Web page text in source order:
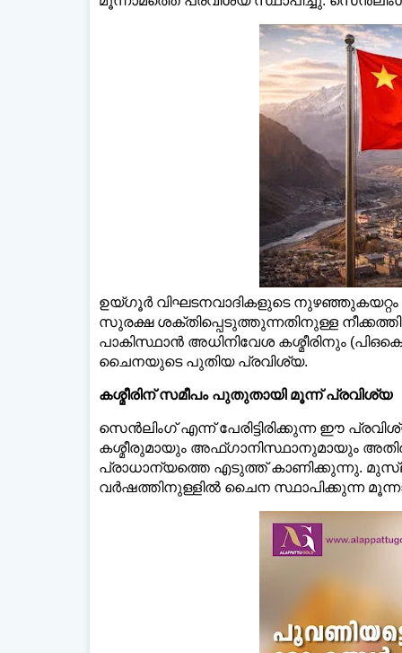
ഉയ്ഗൂർ വിഘടനവാദികളുടെ നുഴഞ്ഞുകയറ്റം
സുരക്ഷ ശക്തിപ്പെടുത്തുന്നതിനുള്ള
പാകിസ്ഥാൻ അധിനിവേശ കശ്മീരിനും
ചൈനയുടെ പുതിയ പ്രവിശ്യ.
കശ്മീരിന് സമീപം പുതുതായി മൂന്ന് പ്രവിശ്യ
സെൻലിംഗ് എന്ന് പേരിട്ടിരിക്കുന്ന ഈ
കശ്മീരുമായും അഫ്ഗാനിസ്ഥാനുമായും
പ്രാധാന്യത്തെ എടുത്ത് കാണിക്കുന്നു.
വർഷത്തിനുള്ളില്‍ ചൈന സ്ഥാപിക്കുന്ന